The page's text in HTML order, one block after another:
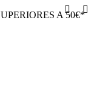
A 50€*